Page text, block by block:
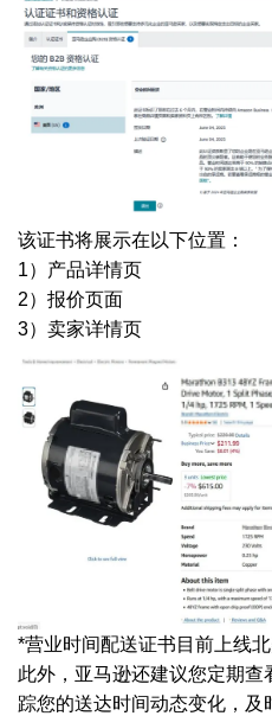
该证书将展示在以下位置：
1）产品详情页
2）报价页面
3）卖家详情页
*营业时间配送证书目前上线
此外，亚马逊还建议您定期
踪您的送达时间动态变化，